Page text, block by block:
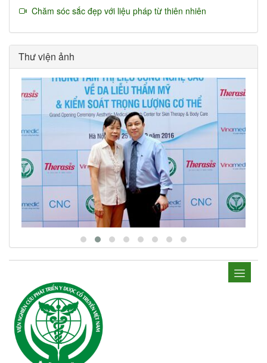
Chăm sóc sắc đẹp với liệu pháp từ thiên nhiên
Thư viện ảnh